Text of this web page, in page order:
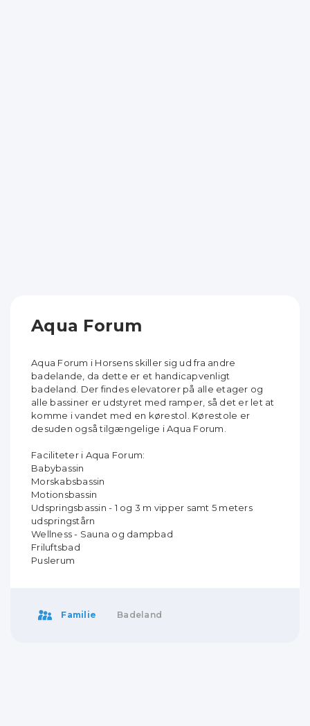
Aqua Forum
Aqua Forum i Horsens skiller sig ud fra andre
badelande, da dette er et handicapvenligt
badeland. Der findes elevatorer på alle etager og
alle bassiner er udstyret med ramper, så det er let at
komme i vandet med en kørestol. Kørestole er
desuden også tilgængelige i Aqua Forum.
Faciliteter i Aqua Forum:
Babybassin
Morskabsbassin
Motionsbassin
Udspringsbassin - 1 og 3 m vipper samt 5 meters
udspringstårn
Wellness - Sauna og dampbad
Friluftsbad
Puslerum
Familie Badeland